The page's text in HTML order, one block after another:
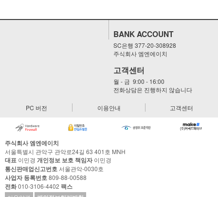
BANK ACCOUNT
SC은행 377-20-308928
주식회사 엠엔에이치
고객센터
월 - 금 9:00 - 16:00
전화상담은 진행하지 않습니다
PC 버전 이용안내 고객센터
주식회사 엠엔에이치
서울특별시 관악구 관악로24길 63 401호 MNH
대표 이민경 개인정보 보호 책임자이민경
통신판매업신고번호 서울관악-0030호
사업자 등록번호809-88-00588
전화010-3106-4402 팩스